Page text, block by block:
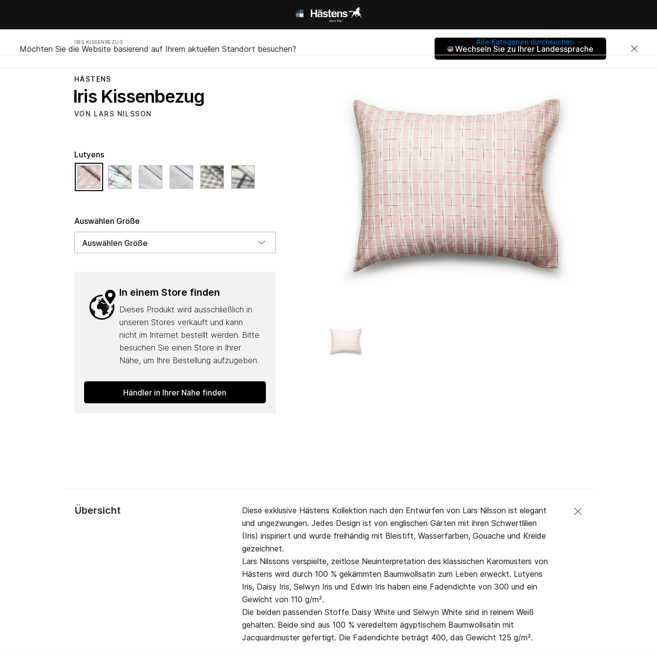
IRIS KISSENBEZUG Alle Kategorien durchsuchen
Möchten Sie die Website basierend auf Ihrem aktuellen Standort besuchen? Wechseln Sie zu Ihrer Landessprache
HÄSTENS
Iris Kissenbezug
VON LARS NILSSON
Auswählen Größe
Lutyens
selected
In einem Store finden
Dieses Produkt wird ausschließlich in
unseren Stores verkauft und kann
nicht im Internet bestellt werden. Bitte
besuchen Sie einen Store in Ihrer
Nähe, um Ihre Bestellung aufzugeben.
Händler in Ihrer Nähe finden
Übersicht
Diese exklusive Hästens Kollektion nach den Entwürfen von Lars Nilsson ist elegant
und ungezwungen. Jedes Design ist von englischen Gärten mit ihren Schwertlilien
(Iris) inspiriert und wurde freihändig mit Bleistift, Wasserfarben, Gouache und Kreide
gezeichnet.
Lars Nilssons verspielte, zeitlose Neuinterpretation des klassischen Karomusters von
Hästens wird durch 100 % gekämmten Baumwollsatin zum Leben erweckt. Lutyens
Iris, Daisy Iris, Selwyn Iris und Edwin Iris haben eine Fadendichte von 300 und ein
Gewicht von 110 g/m².
Die beiden passenden Stoffe Daisy White und Selwyn White sind in reinem Weiß
gehalten. Beide sind aus 100 % veredeltem ägyptischem Baumwollsatin mit
Jacquardmuster gefertigt. Die Fadendichte beträgt 400, das Gewicht 125 g/m².